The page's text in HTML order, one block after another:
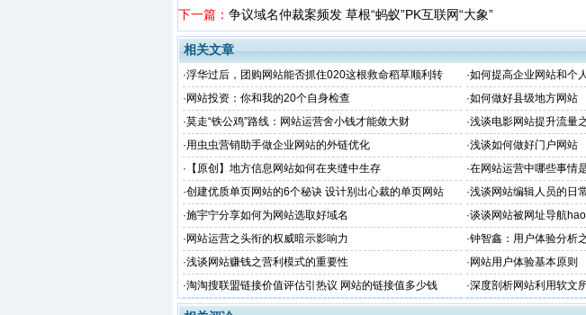
下一篇： 争议域名仲裁案频发 草根“蚂蚁”PK互联网“大象”
相关文章
·浮华过后，团购网站能否抓住020这根救命稻草顺利转
型？
·如何提高企业网站和个
· 网站投资：你和我的20个自身检查 ·如何做好县级地方网站
·莫走“铁公鸡”路线：网站运营舍小钱才能敛大财 ·浅谈电影网站提升流量
·用虫虫营销助手做企业网站的外链优化 ·浅谈如何做好门户网站
· 【原创】地方信息网站如何在夹缝中生存 ·在网站运营中哪些事情
·创建优质单页网站的6个秘诀 设计别出心裁的单页网站 ·浅谈网站编辑人员的日
·施宇宁分享如何为网站选取好域名 ·谈谈网站被网址导航
· 网站运营之头衔的权威暗示影响力 ·钟智鑫：用户体验分析
·浅谈网站赚钱之营利模式的重要性 · 网站用户体验基本原则
·淘淘搜联盟链接价值评估引热议 网站的链接值多少钱 ·深度剖析网站利用软文